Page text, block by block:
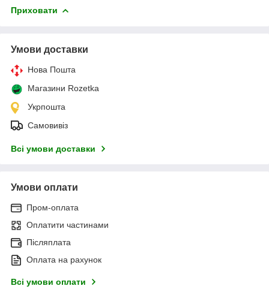
Приховати
Умови доставки
Нова Пошта
Магазини Rozetka
Укрпошта
Самовивіз
Всі умови доставки
Умови оплати
Пром-оплата
Оплатити частинами
Післяплата
Оплата на рахунок
Всі умови оплати